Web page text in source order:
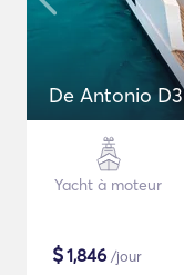
De Antonio
Yacht à moteur
$1,846 /jour